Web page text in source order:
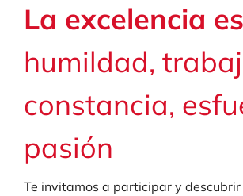
La excelencia es
humildad,
constancia,
pasión
Te invitamos a participar y descubrir